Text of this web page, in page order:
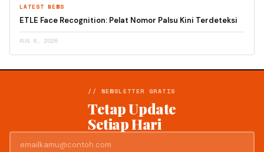
LATEST NEWS
ETLE Face Recognition: Pelat Nomor Palsu Kini Terdeteksi
AUG 6, 2026
// NEWSLETTER GRATIS
Tetap Update
Setiap Hari